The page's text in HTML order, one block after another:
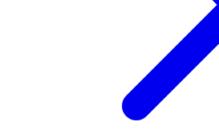
프트 활용 능력을 향상시키고, 실생활